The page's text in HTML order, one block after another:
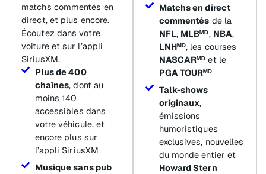
matchs commentés en
direct, et plus encore.
Écoutez dans votre
voiture et sur l’appli
SiriusXM.
Plus de 400
chaînes, dont au
moins 140
accessibles dans
votre véhicule, et
encore plus sur
l’appli SiriusXM
Musique sans pub
Matchs en direct
commentés de la
NFL, MLBᴹᴰ, NBA,
LNHᴹᴰ, les courses
NASCARᴹᴰ et le
PGA TOURᴹᴰ
Talk-shows
originaux,
émissions
humoristiques
exclusives, nouvelles
du monde entier et
Howard Stern